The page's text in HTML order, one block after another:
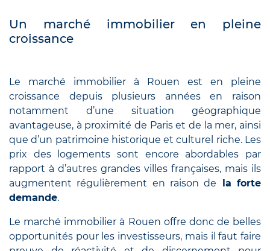
Un marché immobilier en pleine
croissance
Le marché immobilier à Rouen est en pleine
croissance depuis plusieurs années en raison
notamment d’une situation géographique
avantageuse, à proximité de Paris et de la mer, ainsi
que d’un patrimoine historique et culturel riche. Les
prix des logements sont encore abordables par
rapport à d’autres grandes villes françaises, mais ils
augmentent régulièrement en raison de la forte
demande.
Le marché immobilier à Rouen offre donc de belles
opportunités pour les investisseurs, mais il faut faire